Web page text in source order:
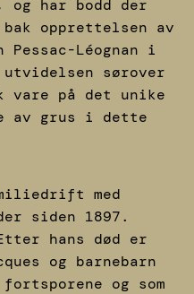
og har bodd der
bak opprettelsen av
Léognan i
utvidelsen sørover
vare på det unike
av grus i dette
med
siden 1897.
hans død er
og barnebarn
og som